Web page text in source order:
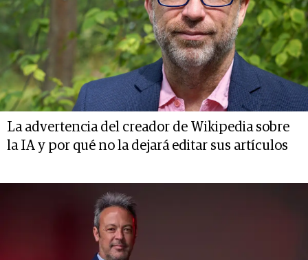
La advertencia del creador de Wikipedia sobre
la IA y por qué no la dejará editar sus artículos